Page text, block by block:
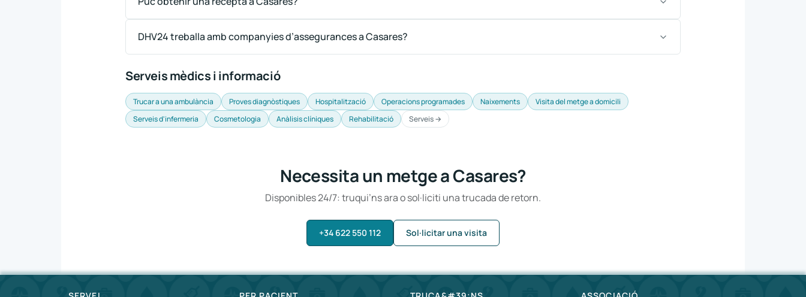
DHV24 treballa amb companyies d’assegurances a Casares?
Serveis mèdics i informació
Trucar a una ambulància Proves diagnòstiques Hospitalització Operacions programades Naixements
Visita del metge a domicili
Serveis d'infermeria
Cosmetologia Anàlisis clíniques Rehabilitació Serveis →
Necessita un metge a Casares?
Disponibles 24/7: truqui’ns ara o sol·liciti una trucada de retorn.
+34 622 550 112 Sol·licitar una visita